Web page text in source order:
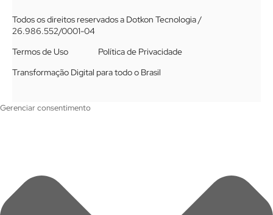
Todos os direitos reservados a Dotkon Tecnologia /
26.986.552/0001-04
Termos de Uso
Política de Privacidade
Transformação Digital para todo o Brasil
Gerenciar consentimento